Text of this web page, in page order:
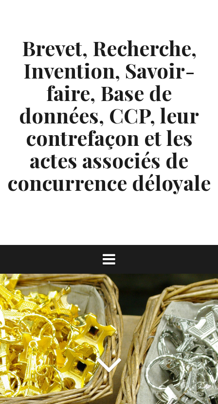
Brevet, Recherche,
Invention, Savoir-
faire, Base de
données, CCP, leur
contrefaçon et les
actes associés de
concurrence déloyale